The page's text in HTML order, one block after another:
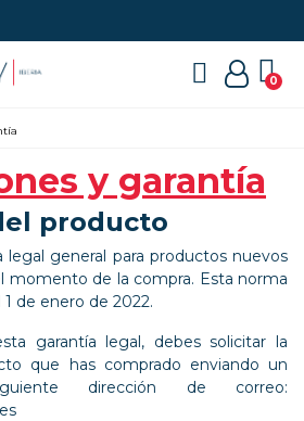
y garantía
producto
legal general para productos nuevos
momento de la compra. Esta norma
de enero de 2022.
garantía legal, debes solicitar la
que has comprado enviando un
dirección de correo: